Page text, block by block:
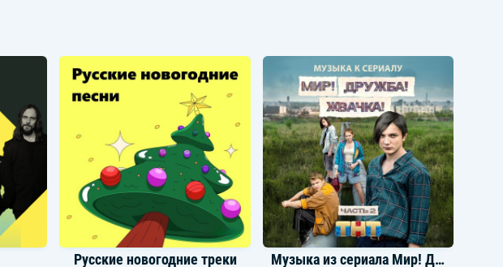
Русские новогодние треки Музыка из сериала Мир! Дружба! Жвачка! Часть 2